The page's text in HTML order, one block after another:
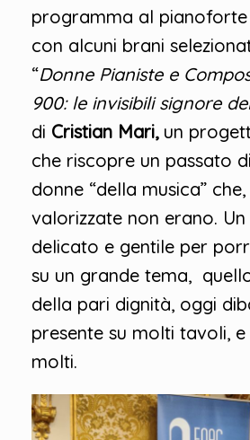
programma al pianoforte
con alcuni brani
“Donne Pianiste e
900: le invisibili signore
di Cristian Mari,un
che riscopre un passato
donne “della musica”
valorizzate non erano.
delicato e gentile per
su un grande tema,
della pari dignità, oggi
presente su molti tavoli,
molti.